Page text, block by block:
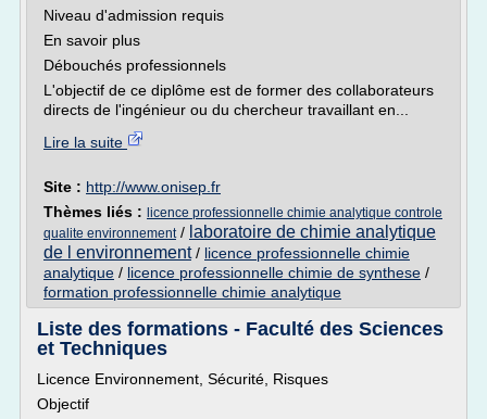
Niveau d'admission requis
En savoir plus
Débouchés professionnels
L'objectif de ce diplôme est de former des collaborateurs
directs de l'ingénieur ou du chercheur travaillant en...
Lire la suite
Site : http://www.onisep.fr
Thèmes liés : licence professionnelle chimie analytique controle
qualite environnement/ laboratoire de chimie analytique
de l environnement/ licence professionnelle chimie
analytique / licence professionnelle chimie de synthese /
formation professionnelle chimie analytique
Liste des formations - Faculté des Sciences
et Techniques
Licence Environnement, Sécurité, Risques
Objectif